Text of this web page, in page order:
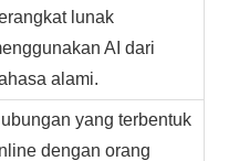
lunak
AI dari
alami.
yang terbentuk
dengan orang